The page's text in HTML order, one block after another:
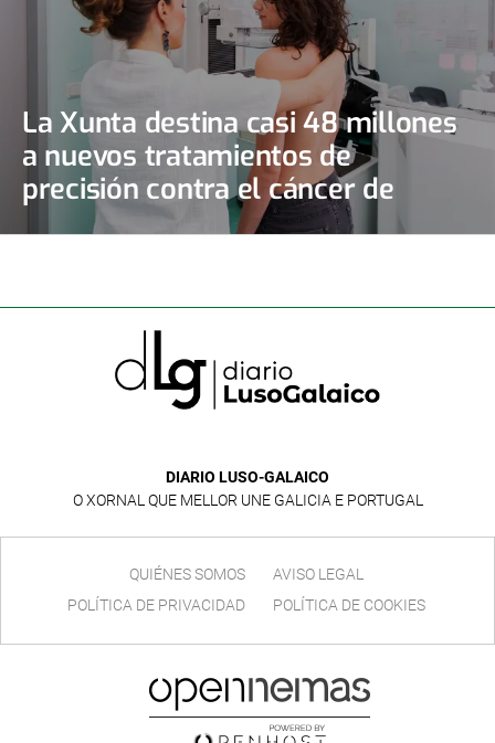
La Xunta destina casi 48 millones
a nuevos tratamientos de
precisión contra el cáncer de
mama y de ovario
DIARIO LUSO-GALAICO
O XORNAL QUE MELLOR UNE GALICIA E PORTUGAL
QUIÉNES SOMOS
AVISO LEGAL
POLÍTICA DE PRIVACIDAD
POLÍTICA DE COOKIES